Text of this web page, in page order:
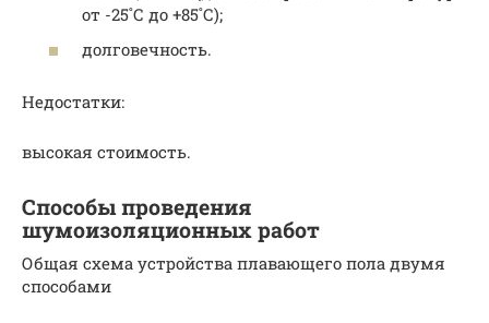
от -25˚С до +85˚С);
долговечность.
Недостатки:
высокая стоимость.
Способы проведения
шумоизоляционных работ
Общая схема устройства плавающего пола двумя
способами